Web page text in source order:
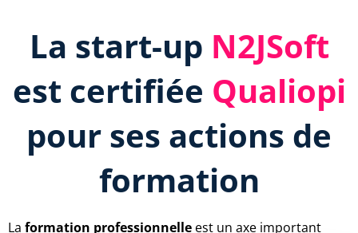
La start-up N2JSoft
est certifiée Qualiopi
pour ses actions de
formation
La formation professionnelle est un axe important